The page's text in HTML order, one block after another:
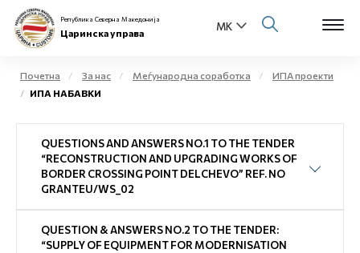
Физички лица
Бизнис заедница
Е-Царина
Република Северна Македонија
Царинска управа
Почетна За нас Меѓународна соработка
ИПА проекти
ИПА НАБАВКИ
QUESTIONS AND ANSWERS NO.1 TO THE TENDER
“RECONSTRUCTION AND UPGRADING WORKS OF
BORDER CROSSING POINT DELCHEVO” REF. NO
GRANTEU/WS_02
QUESTION & ANSWERS NO.2 TO THE TENDER:
“SUPPLY OF EQUIPMENT FOR MODERNISATION